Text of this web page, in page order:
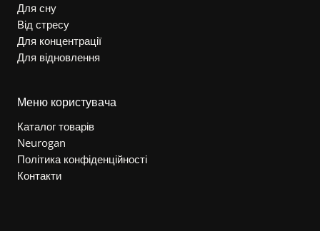
Для сну
Від стресу
Для концентрації
Для відновлення
Меню користувача
Каталог товарів
Neurogan
Політика конфіденційності
Контакти